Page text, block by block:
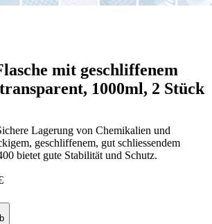
mit geschliffenem
1000ml, 2 Stück
Lagerung von Chemikalien und
geschliffenem, gut schliessendem
bietet gute Stabilität und Schutz.